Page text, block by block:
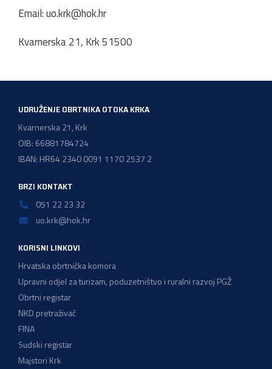
Email:uo.krk@hok.hr
Kvarnerska 21, Krk 51500
UDRUŽENJE OBRTNIKA OTOKA KRKA
Kvarnerska 21, Krk
OIB: 66881784724
IBAN: HR64 2340 0091 1170 2537 2
BRZI KONTAKT
051 22 23 32
uo.krk@hok.hr
KORISNI LINKOVI
Hrvatska obrtnička komora
Upravni odjel za turizam, poduzetništvo i ruralni razvoj PGŽ
Obrtni registar
NKD pretraživač
FINA
Sudski registar
Majstori Krk